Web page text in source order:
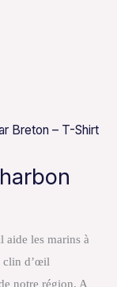
Breton – T-Shirt
aide les marins à
clin d’œil
notre région. A